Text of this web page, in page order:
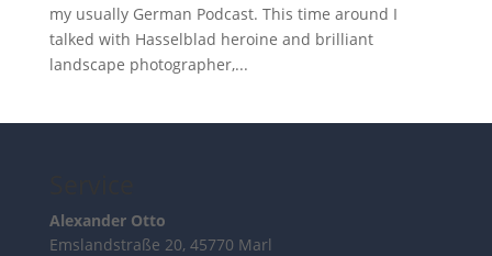
my usually German Podcast. This time around I
talked with Hasselblad heroine and brilliant
landscape photographer,...
Alexander Otto
Emslandstraße 20, 45770 Marl